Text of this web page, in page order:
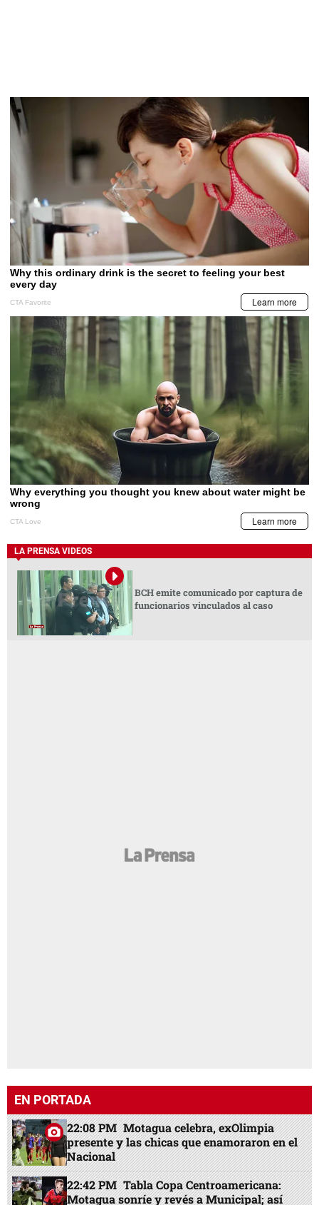
LA PRENSA VIDEOS
BCH emite comunicado por captura de
funcionarios vinculados al caso
EN PORTADA
22:08 PM Motagua celebra, exOlimpia
presente y las chicas que enamoraron en el
Nacional
22:42 PM Tabla Copa Centroamericana:
Motagua sonríe y revés a Municipal; así